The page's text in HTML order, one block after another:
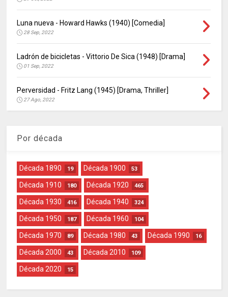
Luna nueva - Howard Hawks (1940) [Comedia]
28 Sep, 2022
Ladrón de bicicletas - Vittorio De Sica (1948) [Drama]
01 Sep, 2022
Perversidad - Fritz Lang (1945) [Drama, Thriller]
27 Ago, 2022
Por década
Década 1890 19 Década 1900 53
Década 1910 180 Década 1920 465
Década 1930 416 Década 1940 324
Década 1950 187 Década 1960 104
Década 1970 89 Década 1980 43 Década 1990 16
Década 2000 43 Década 2010 109
Década 2020 15